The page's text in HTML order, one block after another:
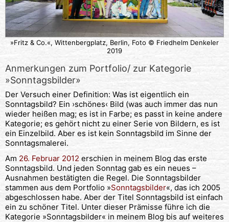
»Fritz & Co.«, Wittenbergplatz, Berlin, Foto © Friedhelm Denkeler
2019
Anmerkungen zum Portfolio/ zur Kategorie
»Sonntagsbilder»
Der Versuch einer Definition: Was ist eigentlich ein
Sonntagsbild? Ein ›schönes‹ Bild (was auch immer das nun
wieder heißen mag; es ist in Farbe; es passt in keine andere
Kategorie; es gehört nicht zu einer Serie von Bildern, es ist
ein Einzelbild. Aber es ist kein Sonntagsbild im Sinne der
Sonntagsmalerei.
Am 26. Februar 2012 erschien in meinem Blog das erste
Sonntagsbild. Und jeden Sonntag gab es ein neues –
Ausnahmen bestätigten die Regel. Die Sonntagsbilder
stammen aus dem Portfolio »Sonntagsbilder«, das ich 2005
abgeschlossen habe. Aber der Titel Sonntagsbild ist einfach
ein zu schöner Titel. Unter dieser Prämisse führe ich die
Kategorie »Sonntagsbilder« in meinem Blog bis auf weiteres